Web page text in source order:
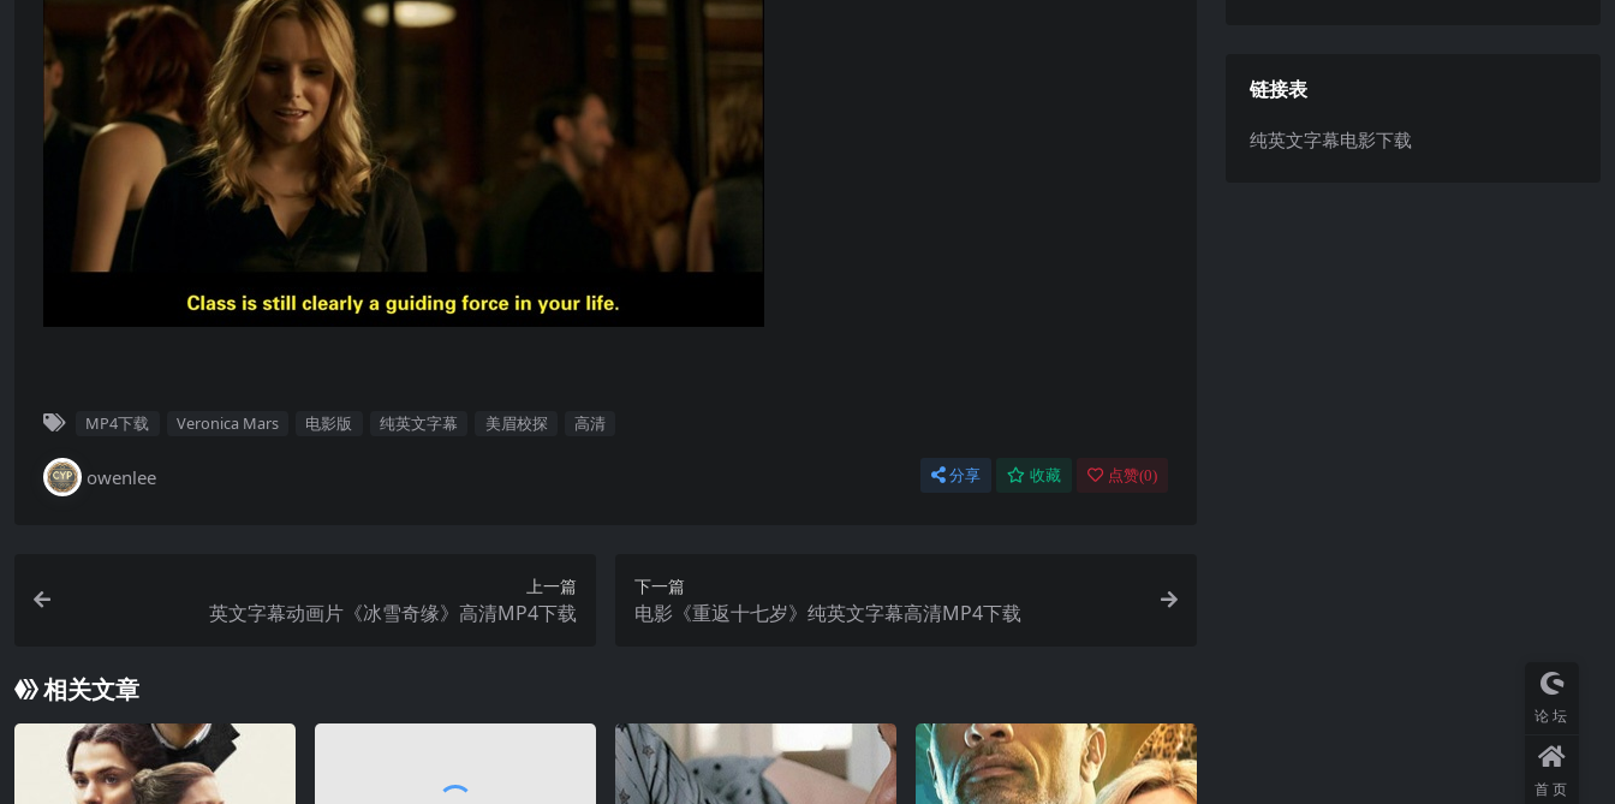
MP4下载 Veronica Mars 电影版 纯英文字幕 美眉校探 高清
owenlee 分享 收藏 点赞(0)
上一篇
英文字幕动画片《冰雪奇缘》高清MP4下载
下一篇
电影《重返十七岁》纯英文字幕高清MP4下载
相关文章
链接表
纯英文字幕电影下载
论坛
首页